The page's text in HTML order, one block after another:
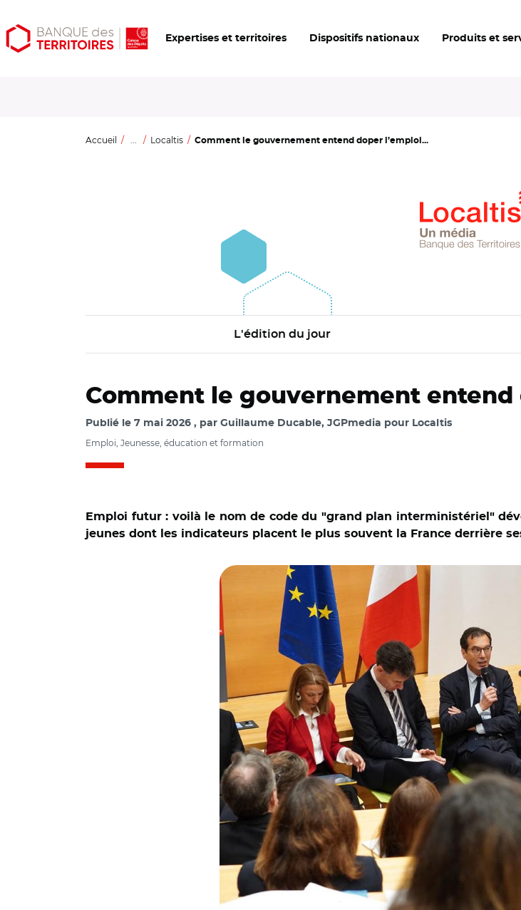
Aller
au
Aller
au
Ouvrir
les
Expertises et territoires Dispositifs nationaux Produits et
Accueil ... Localtis Comment le gouvernement entend doper l’emploi...
L'édition du jour
Comment le gouvernement entend
Publié le 7 mai 2026 par Guillaume Ducable, JGPmedia pour Localtis
Emploi, Jeunesse, éducation et formation
Emploi futur : voilà le nom de code du "grand plan interministériel"
jeunes dont les indicateurs placent le plus souvent la France derrière
© @JPFarandou/ Philippe Baptiste, Jean-Pierre Farandou